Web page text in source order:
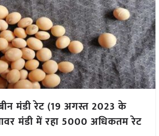
मंडी रेट (19 अगस्त 2023 के
मंडी में रहा 5000 अधिकतम रेट